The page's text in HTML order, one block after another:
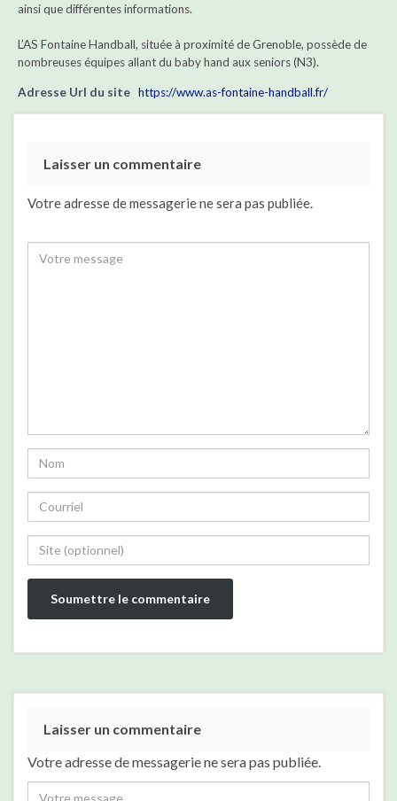
ainsi que différentes informations.
L’AS Fontaine Handball, située à proximité de Grenoble, possède de
nombreuses équipes allant du baby hand aux seniors (N3).
Adresse Url du site https://www.as-fontaine-handball.fr/
Laisser un commentaire
Votre adresse de messagerie ne sera pas publiée.
Laisser un commentaire
Votre adresse de messagerie ne sera pas publiée.